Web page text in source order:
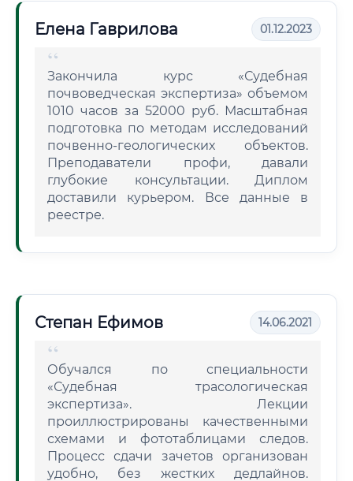
Елена Гаврилова 01.12.2023
Закончила курс «Судебная
почвоведческая экспертиза» объемом
1010 часов за 52000 руб. Масштабная
подготовка по методам исследований
почвенно-геологических объектов.
Преподаватели профи, давали
глубокие консультации. Диплом
доставили курьером. Все данные в
реестре.
Степан Ефимов 14.06.2021
Обучался по специальности
«Судебная трасологическая
экспертиза». Лекции
проиллюстрированы качественными
схемами и фототаблицами следов.
Процесс сдачи зачетов организован
удобно, без жестких дедлайнов.